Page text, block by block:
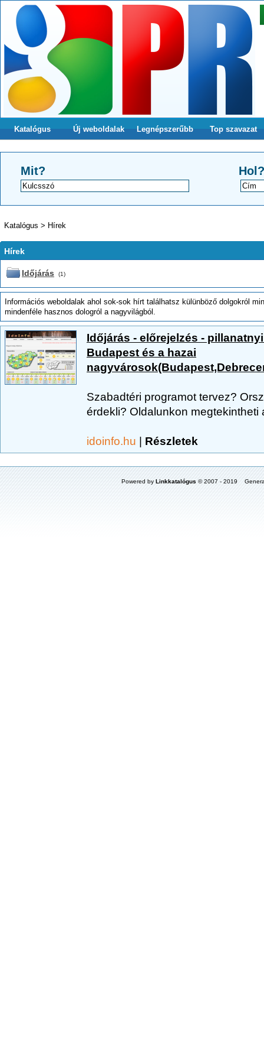
Katalógus Új weboldalak Legnépszerűbb Top szavazat
Mit? Hol?
Katalógus > Hírek
Hírek
Időjárás (1)
Információs weboldalak ahol sok-sok hírt találhatsz külünböző dolgokról
mindenféle hasznos dologról a nagyvilágból.
Időjárás - előrejelzés -
Budapest és a hazai
Szabadtéri programot tervez?
érdekli? Oldalunkon megtekintheti
idoinfo.hu | Részletek
Powered by Linkkatalógus © 2007 - 2019